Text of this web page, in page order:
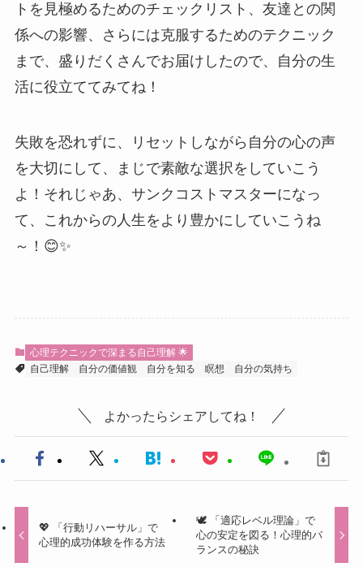
トを見極めるためのチェックリスト、友達との関
係への影響、さらには克服するためのテクニック
まで、盛りだくさんでお届けしたので、自分の生
活に役立ててみてね！
失敗を恐れずに、リセットしながら自分の心の声
を大切にして、まじで素敵な選択をしていこう
よ！それじゃあ、サンクコストマスターになっ
て、これからの人生をより豊かにしていこうね
～！😊✨
心理テクニックで深まる自己理解 🌟
自己理解
自分の価値観 自分を知る 瞑想 自分の気持ち
よかったらシェアしてね！
💖 「行動リハーサル」で
心理的成功体験を作る方法
🕊️ 「適応レベル理論」で
心の安定を図る！心理的バ
ランスの秘訣